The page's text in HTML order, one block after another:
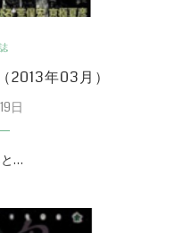
2013年03月）
日
…